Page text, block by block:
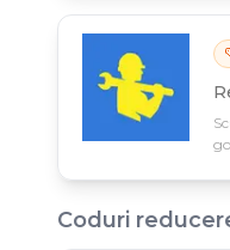
Coduri